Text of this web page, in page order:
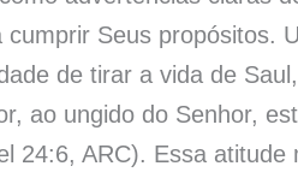
Seus propósitos.
de tirar a vida de
ao ungido do Senhor,
24:6, ARC). Essa